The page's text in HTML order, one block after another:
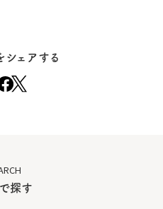
シェアする
探す